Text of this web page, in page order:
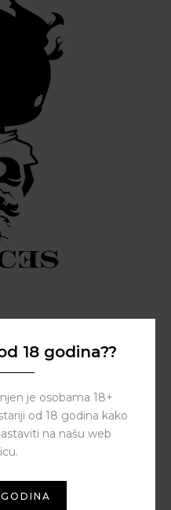
18 godina??
je osobama 18+
od 18 godina kako
na našu web